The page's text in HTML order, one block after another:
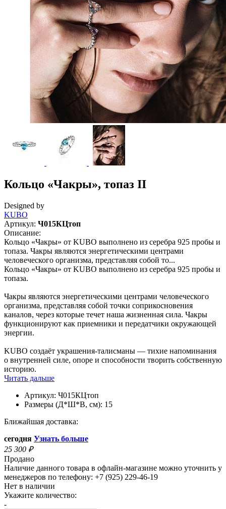
Кольцо «Чакры», топаз II
Designed by
KUBO
Артикул: Ч015КЦтоп
Описание:
Кольцо «Чакры» от KUBO выполнено из серебра 925 пробы и
топаза. Чакры являются энергетическими центрами
человеческого организма, представляя собой то...
Кольцо «Чакры» от KUBO выполнено из серебра 925 пробы и
топаза.
Чакры являются энергетическими центрами человеческого
организма, представляя собой точки соприкосновения
каналов, через которые течет наша жизненная сила. Чакры
функционируют как приемники и передатчики окружающей
энергии.
KUBO создаёт украшения-талисманы — тихие напоминания
о внутренней силе, опоре и способности творить собственную
историю.
Читать дальше
Артикул: Ч015КЦтоп
Размеры (Д*Ш*В, см): 15
Ближайшая доставка:
сегодня Узнать больше
25 300 ₽
Продано
Наличие данного товара в офлайн-магазине можно уточнить у
менеджеров по телефону: +7 (925) 229-46-19
Нет в наличии
Укажите количество:
-